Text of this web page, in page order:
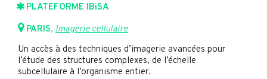
PLATEFORME IBiSA
PARIS, Imagerie cellulaire
Un accès à des techniques d’imagerie avancées pour
l’étude des structures complexes, de l’échelle
subcellulaire à l’organisme entier.